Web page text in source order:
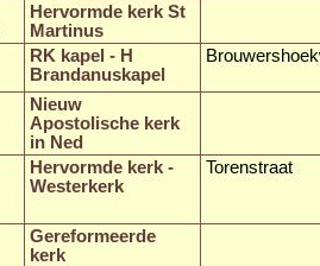
Hervormde kerk St
Martinus
RK kapel - H
Brandanuskapel
Nieuw
Apostolische kerk
in Ned
Hervormde kerk -
Westerkerk
Torenstraat
Gereformeerde
kerk